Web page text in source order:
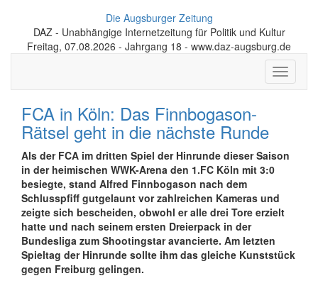
Die Augsburger Zeitung
DAZ - Unabhängige Internetzeitung für Politik und Kultur
Freitag, 07.08.2026 - Jahrgang 18 - www.daz-augsburg.de
Toggle
FCA in Köln: Das Finnbogason-
Rätsel geht in die nächste Runde
Als der FCA im dritten Spiel der Hinrunde dieser Saison
in der heimischen WWK-Arena den 1.FC Köln mit 3:0
besiegte, stand Alfred Finnbogason nach dem
Schlusspfiff gutgelaunt vor zahlreichen Kameras und
zeigte sich bescheiden, obwohl er alle drei Tore erzielt
hatte und nach seinem ersten Dreierpack in der
Bundesliga zum Shootingstar avancierte. Am letzten
Spieltag der Hinrunde sollte ihm das gleiche Kunststück
gegen Freiburg gelingen.